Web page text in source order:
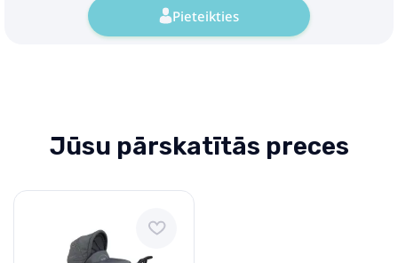
Pieteikties
Jūsu pārskatītās preces